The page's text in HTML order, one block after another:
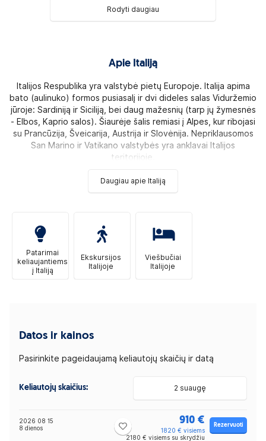
Rodyti daugiau
Apie Italiją
Italijos Respublika yra valstybė pietų Europoje. Italija apima
bato (aulinuko) formos pusiasalį ir dvi dideles salas Viduržemio
jūroje: Sardiniją ir Siciliją, bei daug mažesnių (tarp jų žymesnės
- Elbos, Kaprio salos). Šiaurėje šalis remiasi į Alpes, kur ribojasi
su Prancūzija, Šveicarija, Austrija ir Slovėnija. Nepriklausomos
San Marino ir Vatikano valstybės yra anklavai Italijos
teritorijoje.
Daugiau apie Italiją
Patarimai
keliaujantiems
į Italiją
Ekskursijos
Italijoje
Viešbučiai
Italijoje
Datos ir kainos
Pasirinkite pageidaujamą keliautojų skaičių ir datą
Keliautojų skaičius: 2 suaugę
2026 08 15
8 dienos
910 €
1820 € visiems
2180 € visiems su skrydžiu
Rezervuoti